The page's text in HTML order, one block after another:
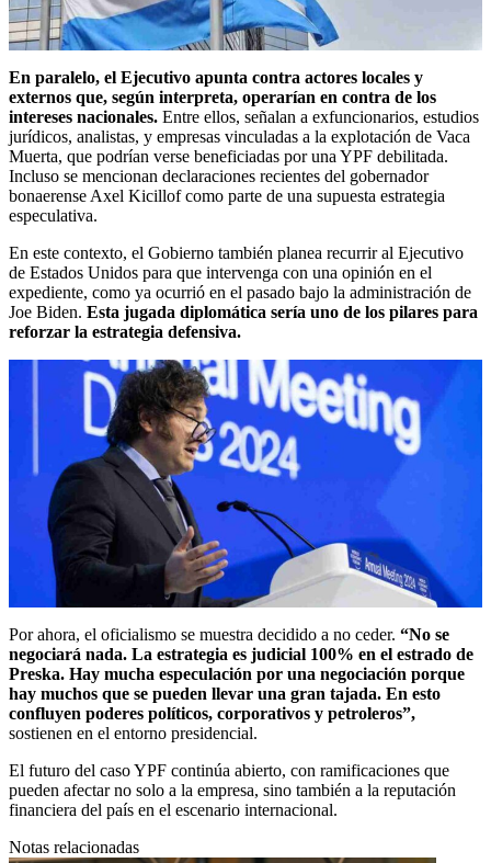
En paralelo, el Ejecutivo apunta contra actores locales y
externos que, según interpreta, operarían en contra de los
intereses nacionales. Entre ellos, señalan a exfuncionarios, estudios
jurídicos, analistas, y empresas vinculadas a la explotación de Vaca
Muerta, que podrían verse beneficiadas por una YPF debilitada.
Incluso se mencionan declaraciones recientes del gobernador
bonaerense Axel Kicillof como parte de una supuesta estrategia
especulativa.
En este contexto, el Gobierno también planea recurrir al Ejecutivo
de Estados Unidos para que intervenga con una opinión en el
expediente, como ya ocurrió en el pasado bajo la administración de
Joe Biden. Esta jugada diplomática sería uno de los pilares para
reforzar la estrategia defensiva.
Por ahora, el oficialismo se muestra decidido a no ceder. “No se
negociará nada. La estrategia es judicial 100% en el estrado de
Preska. Hay mucha especulación por una negociación porque
hay muchos que se pueden llevar una gran tajada. En esto
confluyen poderes políticos, corporativos y petroleros”,
sostienen en el entorno presidencial.
El futuro del caso YPF continúa abierto, con ramificaciones que
pueden afectar no solo a la empresa, sino también a la reputación
financiera del país en el escenario internacional.
Notas relacionadas